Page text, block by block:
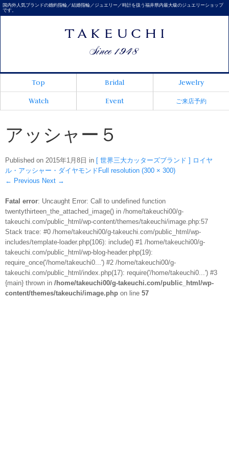
国内外人気ブランドの婚約指輪／結婚指輪／ジュエリー／時計を扱う福井県内最大級のジュエリーショップ
です。
Top Bridal
Jewelry
Watch
Event ご来店予約
アッシャー５
Published on 2015年1月8日 in [ 世界三大カッターズブランド ] ロイヤ
ル・アッシャー・ダイヤモンド Full resolution (300 × 300)
← Previous Next →
Fatal error: Uncaught Error: Call to undefined function
twentythirteen_the_attached_image() in /home/takeuchi00/g-
takeuchi.com/public_html/wp-content/themes/takeuchi/image.php:57
Stack trace: #0 /home/takeuchi00/g-takeuchi.com/public_html/wp-
includes/template-loader.php(106): include() #1 /home/takeuchi00/g-
takeuchi.com/public_html/wp-blog-header.php(19):
require_once('/home/takeuchi0...') #2 /home/takeuchi00/g-
takeuchi.com/public_html/index.php(17): require('/home/takeuchi0...') #3
{main} thrown in /home/takeuchi00/g-takeuchi.com/public_html/wp-
content/themes/takeuchi/image.php on line 57